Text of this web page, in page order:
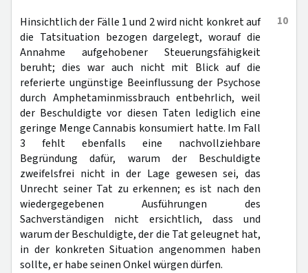
10
Hinsichtlich der Fälle 1 und 2 wird nicht konkret auf
die Tatsituation bezogen dargelegt, worauf die
Annahme aufgehobener Steuerungsfähigkeit
beruht; dies war auch nicht mit Blick auf die
referierte ungünstige Beeinflussung der Psychose
durch Amphetaminmissbrauch entbehrlich, weil
der Beschuldigte vor diesen Taten lediglich eine
geringe Menge Cannabis konsumiert hatte. Im Fall
3 fehlt ebenfalls eine nachvollziehbare
Begründung dafür, warum der Beschuldigte
zweifelsfrei nicht in der Lage gewesen sei, das
Unrecht seiner Tat zu erkennen; es ist nach den
wiedergegebenen Ausführungen des
Sachverständigen nicht ersichtlich, dass und
warum der Beschuldigte, der die Tat geleugnet hat,
in der konkreten Situation angenommen haben
sollte, er habe seinen Onkel würgen dürfen.